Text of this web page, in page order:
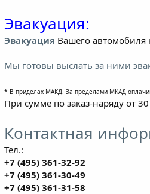
Эвакуация:
Эвакуация Вашего автомобиля
Мы готовы выслать за ними
* В приделах МАКД. За пределами МКАД
При сумме по заказ-наряду от
Контактная
Тел.:
+7 (495) 361-32-92
+7 (495) 361-30-49
+7 (495) 361-31-58